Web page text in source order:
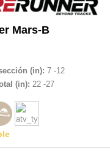
Mars-B
(in): 7 -12
(in): 22 -27